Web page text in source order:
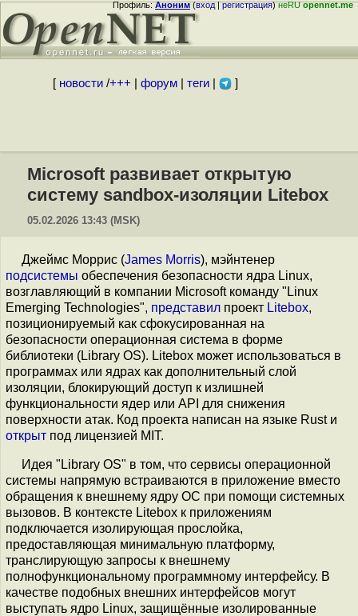
Профиль:Аноним(вход|регистрация)неRUopennet.me
[ новости/+++ форум| теги| ]
Microsoft развивает открытую
систему sandbox-изоляции Litebox
05.02.2026 13:43 (MSK)
Джеймс Моррис (James Morris), мэйнтенер
подсистемы обеспечения безопасности ядра Linux,
возглавляющий в компании Microsoft команду "Linux
Emerging Technologies", представил проект Litebox,
позиционируемый как сфокусированная на
безопасности операционная система в форме
библиотеки (Library OS). Litebox может использоваться в
программах или ядрах как дополнительный слой
изоляции, блокирующий доступ к излишней
функциональности ядер или API для снижения
поверхности атак. Код проекта написан на языке Rust и
открыт под лицензией MIT.
Идея "Library OS" в том, что сервисы операционной
системы напрямую встраиваются в приложение вместо
обращения к внешнему ядру ОС при помощи системных
вызовов. В контексте Litebox к приложениям
подключается изолирующая прослойка,
предоставляющая минимальную платформу,
транслирующую запросы к внешнему
полнофункциональному программному интерфейсу. В
качестве подобных внешних интерфейсов могут
выступать ядро Linux, защищённые изолированные